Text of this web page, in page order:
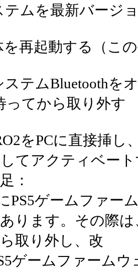
テムを最新バージ
を再起動する（こ
ステムBluetoothを
ってから取り外す
をPCに直接挿
てアクティベー
：
PS5ゲームファー
ります。その際は
取り外し、改
ゲームファーム